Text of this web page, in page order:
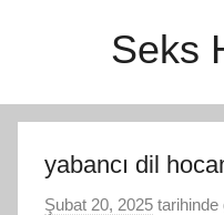
Seks
yabancı dil
Şubat 20, 2025 tarihinde